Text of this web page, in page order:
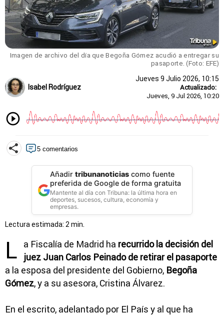
Imagen de archivo del día que Begoña Gómez acudió a entregar su
pasaporte. (Foto: EFE)
Isabel Rodríguez
Jueves 9 Julio 2026, 10:15
Actualizado:
Jueves, 9 Jul 2026, 10:20
5 comentarios
Añadir tribunanoticias como fuente
preferida de Google de forma gratuita
Mantente al día con Tribuna: la última hora en
deportes, sucesos, cultura, economía y
empresas.
Lectura estimada: 2 min.
L a Fiscalía de Madrid ha recurrido la decisión del
juez Juan Carlos Peinado de retirar el pasaporte
a la esposa del presidente del Gobierno, Begoña
Gómez, y a su asesora, Cristina Álvarez.
En el escrito, adelantado por El País y al que ha